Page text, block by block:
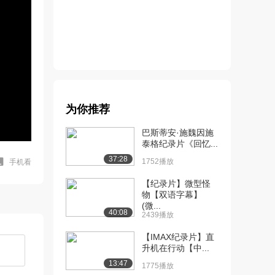
手机看
为你推荐
37:28
巴斯蒂安·施魏因施
泰格纪录片《回忆...
1752播放
40:08
【纪录片】微型怪
物【双语字幕】
(微...
2439播放
13:47
【IMAX纪录片】直
升机在行动【中...
1775播放